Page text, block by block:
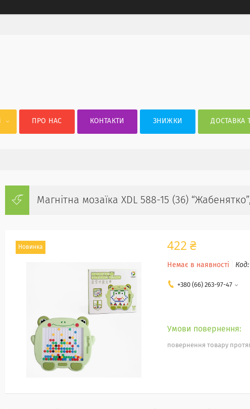
ПРО НАС КОНТАКТИ ЗНИЖКИ ДОСТАВКА
Магнітна мозаїка XDL 588-15 (36)
Новинка 422 ₴
Немає в наявності
+380 (66) 263-97-47
повернення товару